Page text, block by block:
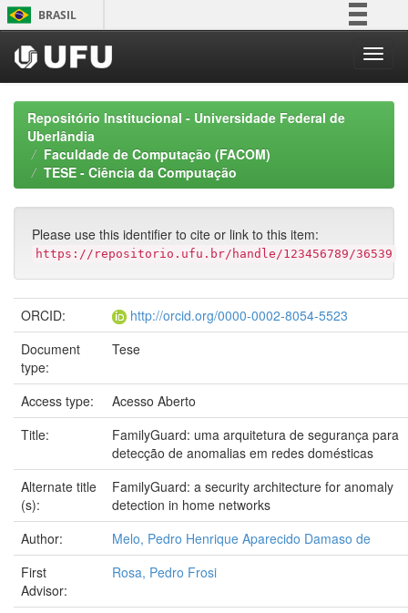
Skip
navigation
BRASIL
Participe
Acesso à informação
Legislação
Repositório Institucional - Universidade Federal de
Uberlândia
Faculdade de Computação (FACOM)
TESE - Ciência da Computação
Please use this identifier to cite or link to this item:
https://repositorio.ufu.br/handle/123456789/36539
ORCID:
http://orcid.org/0000-0002-8054-5523
Document
type:
Tese
Access type:
Acesso Aberto
Title:
FamilyGuard: uma arquitetura de segurança para
detecção de anomalias em redes domésticas
Alternate title
(s):
FamilyGuard: a security architecture for anomaly
detection in home networks
Author:
Melo, Pedro Henrique Aparecido Damaso de
First
Advisor:
Rosa, Pedro Frosi